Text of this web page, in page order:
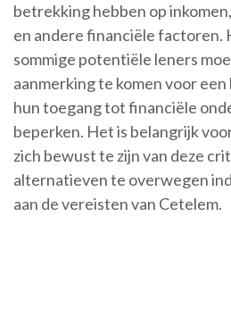
betrekking hebben op
en andere financiële factoren.
sommige potentiële leners
aanmerking te komen voor
hun toegang tot financiële
beperken. Het is belangrijk
zich bewust te zijn van deze
alternatieven te overwegen
aan de vereisten van Cetelem.